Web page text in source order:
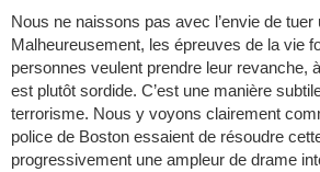
Nous ne naissons pas avec l’envie de tuer
Malheureusement, les épreuves de la vie
personnes veulent prendre leur revanche,
est plutôt sordide. C’est une manière
terrorisme. Nous y voyons clairement
police de Boston essaient de résoudre
progressivement une ampleur de drame